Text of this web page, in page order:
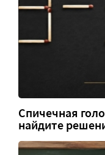
Спичечная
найдите